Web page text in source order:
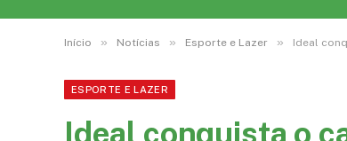
Início » Notícias » Esporte e Lazer » Ideal
ESPORTE E LAZER
Ideal conquista o